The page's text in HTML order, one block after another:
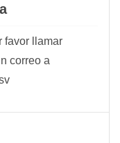
favor llamar
correo a